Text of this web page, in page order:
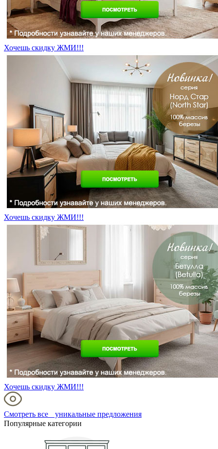
Хочешь скидку ЖМИ!!!
Хочешь скидку ЖМИ!!!
Хочешь скидку ЖМИ!!!
Смотреть все уникальные предложения
Популярные категории